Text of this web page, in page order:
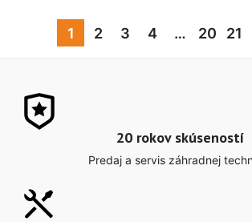
1 2 3 4 … 20 21
20 rokov skúseností
Predaj a servis záhradnej